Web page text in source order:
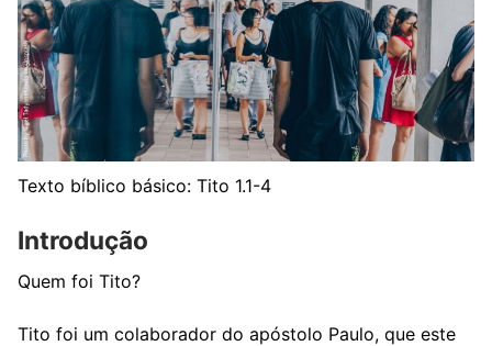
Texto bíblico básico: Tito 1.1-4
Introdução
Quem foi Tito?
Tito foi um colaborador do apóstolo Paulo, que este